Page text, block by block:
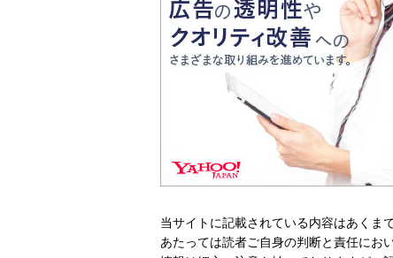
当サイトに記載されている内容はあくま
あたっては読者ご自身の判断と責任にお